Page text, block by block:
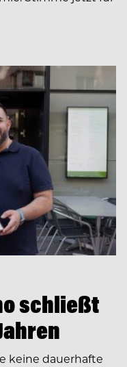
schließt
keine dauerhafte